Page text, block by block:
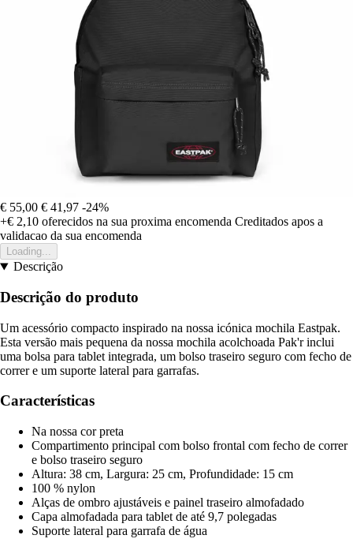
€ 55,00 € 41,97 -24%
+€ 2,10 oferecidos na sua proxima encomenda Creditados apos a
validacao da sua encomenda
Loading...
Descrição
Descrição do produto
Um acessório compacto inspirado na nossa icónica mochila Eastpak.
Esta versão mais pequena da nossa mochila acolchoada Pak'r inclui
uma bolsa para tablet integrada, um bolso traseiro seguro com fecho de
correr e um suporte lateral para garrafas.
Características
Na nossa cor preta
Compartimento principal com bolso frontal com fecho de correr
e bolso traseiro seguro
Altura: 38 cm, Largura: 25 cm, Profundidade: 15 cm
100 % nylon
Alças de ombro ajustáveis e painel traseiro almofadado
Capa almofadada para tablet de até 9,7 polegadas
Suporte lateral para garrafa de água